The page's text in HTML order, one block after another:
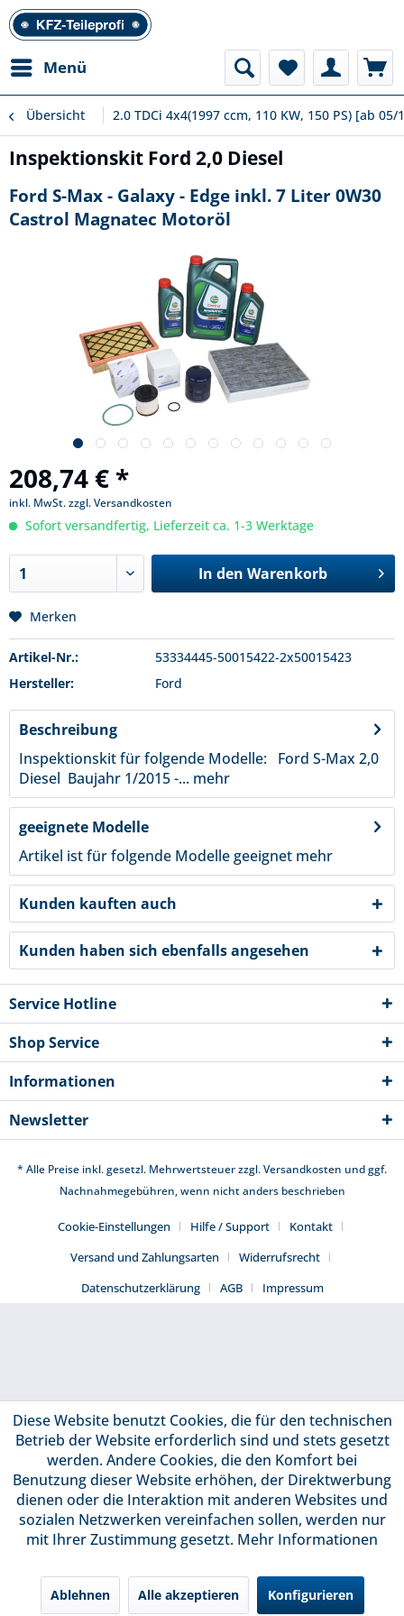
Menü
Übersicht 2.0 TDCi 4x4(1997 ccm, 110 KW, 150 PS) [ab 05/
Inspektionskit Ford 2,0 Diesel
Ford S-Max - Galaxy - Edge inkl. 7 Liter 0W30
Castrol Magnatec Motoröl
208,74 € *
inkl. MwSt.zzgl. Versandkosten
Sofort versandfertig, Lieferzeit ca. 1-3 Werktage
In den Warenkorb
Merken
Artikel-Nr.:
53334445-50015422-2x50015423
Hersteller:
Ford
Beschreibung
Inspektionskit für folgende Modelle: Ford S-Max 2,0
Diesel Baujahr 1/2015 -... mehr
geeignete Modelle
Artikel ist für folgende Modelle geeignet mehr
Kunden kauften auch
Kunden haben sich ebenfalls angesehen
Service Hotline
Shop Service
Informationen
Newsletter
* Alle Preise inkl. gesetzl. Mehrwertsteuer zzgl.Versandkosten und ggf.
Nachnahmegebühren, wenn nicht anders beschrieben
Cookie-Einstellungen Hilfe / Support
Kontakt
Versand und Zahlungsarten
Widerrufsrecht
Datenschutzerklärung
AGB Impressum
Diese Website benutzt Cookies, die für den technischen
Betrieb der Website erforderlich sind und stets gesetzt
werden. Andere Cookies, die den Komfort bei
Benutzung dieser Website erhöhen, der Direktwerbung
dienen oder die Interaktion mit anderen Websites und
sozialen Netzwerken vereinfachen sollen, werden nur
mit Ihrer Zustimmung gesetzt. Mehr Informationen
Ablehnen Alle akzeptieren Konfigurieren